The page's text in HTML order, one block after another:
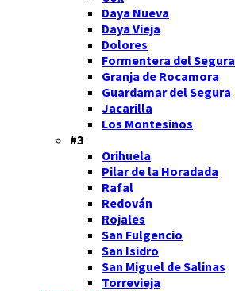
Daya Nueva
Daya Vieja
Dolores
Formentera del Segura
Granja de Rocamora
Guardamar del Segura
Jacarilla
Los Montesinos
#3
Orihuela
Pilar de la Horadada
Rafal
Redován
Rojales
San Fulgencio
San Isidro
San Miguel de Salinas
Torrevieja